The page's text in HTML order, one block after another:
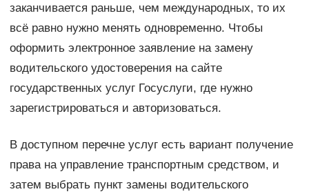
заканчивается раньше, чем международных, то их
всё равно нужно менять одновременно. Чтобы
оформить электронное заявление на замену
водительского удостоверения на сайте
государственных услуг Госуслуги, где нужно
зарегистрироваться и авторизоваться.
В доступном перечне услуг есть вариант получение
права на управление транспортным средством, и
затем выбрать пункт замены водительского